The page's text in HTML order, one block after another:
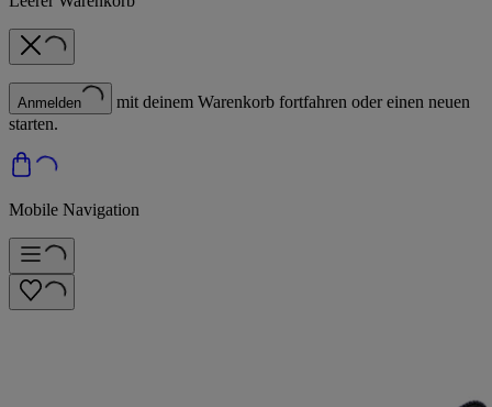
Anmelden
mit deinem Warenkorb fortfahren oder einen neuen
starten.
Mobile Navigation